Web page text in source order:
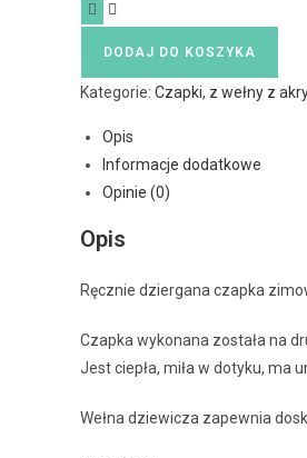
DODAJ DO KOSZYKA
Kategorie: Czapki, z wełny z
Opis
Informacje dodatkowe
Opinie (0)
Opis
Ręcznie dziergana czapka
Czapka wykonana została na
Jest ciepła, miła w dotyku, ma
Wełna dziewicza zapewnia